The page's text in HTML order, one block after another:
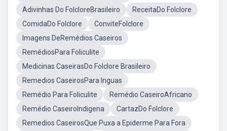
Adivinhas Do FolcloreBrasileiro
ReceitaDo Folclore
ComidaDo Folclore
ConviteFolclore
Imagens DeRemédios Caseiros
RemédiosPara Foliculite
Medicinas CaseirasDo Folclore Brasileiro
Remedios CaseirosPara Inguas
Remédio Para Foliculite
Remédio CaseiroAfricano
Remédio CaseiroIndigena
CartazDo Folclore
Remedios CaseirosQue Puxa a Epiderme Para Fora